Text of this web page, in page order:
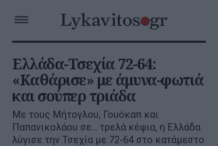
Ελλάδα-Τσεχία 72-64:
«Καθάρισε» με άμυνα-φωτιά
και σούπερ τριάδα
Με τους Μήτογλου, Γουόκαπ και
Παπανικολάου σε... τρελά κέφια, η Ελλάδα
λύγισε την Τσεχία με 72-64 στο κατάμεστο